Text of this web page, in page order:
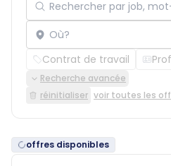
Localisation
Contrat de travail
Recherche avancée
réinitialiser voir toutes les
offres disponibles